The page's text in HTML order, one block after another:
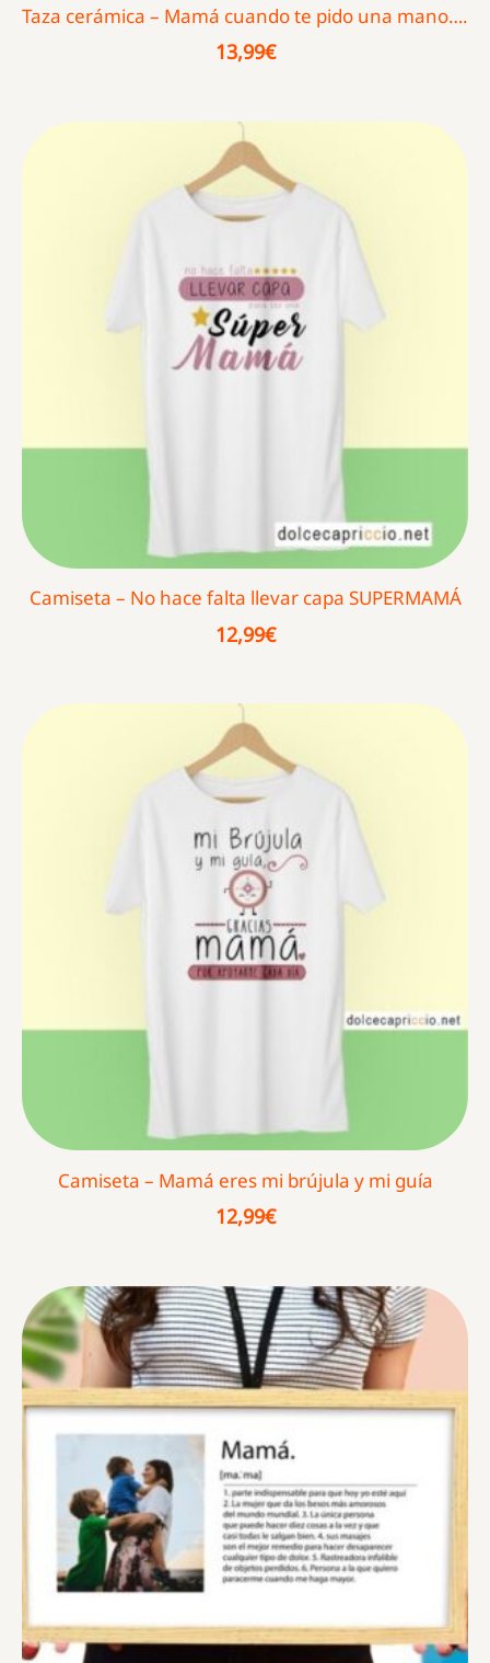
Taza cerámica – Mamá cuando te pido una mano….
13,99€
Camiseta – No hace falta llevar capa SUPERMAMÁ
12,99€
Camiseta – Mamá eres mi brújula y mi guía
12,99€